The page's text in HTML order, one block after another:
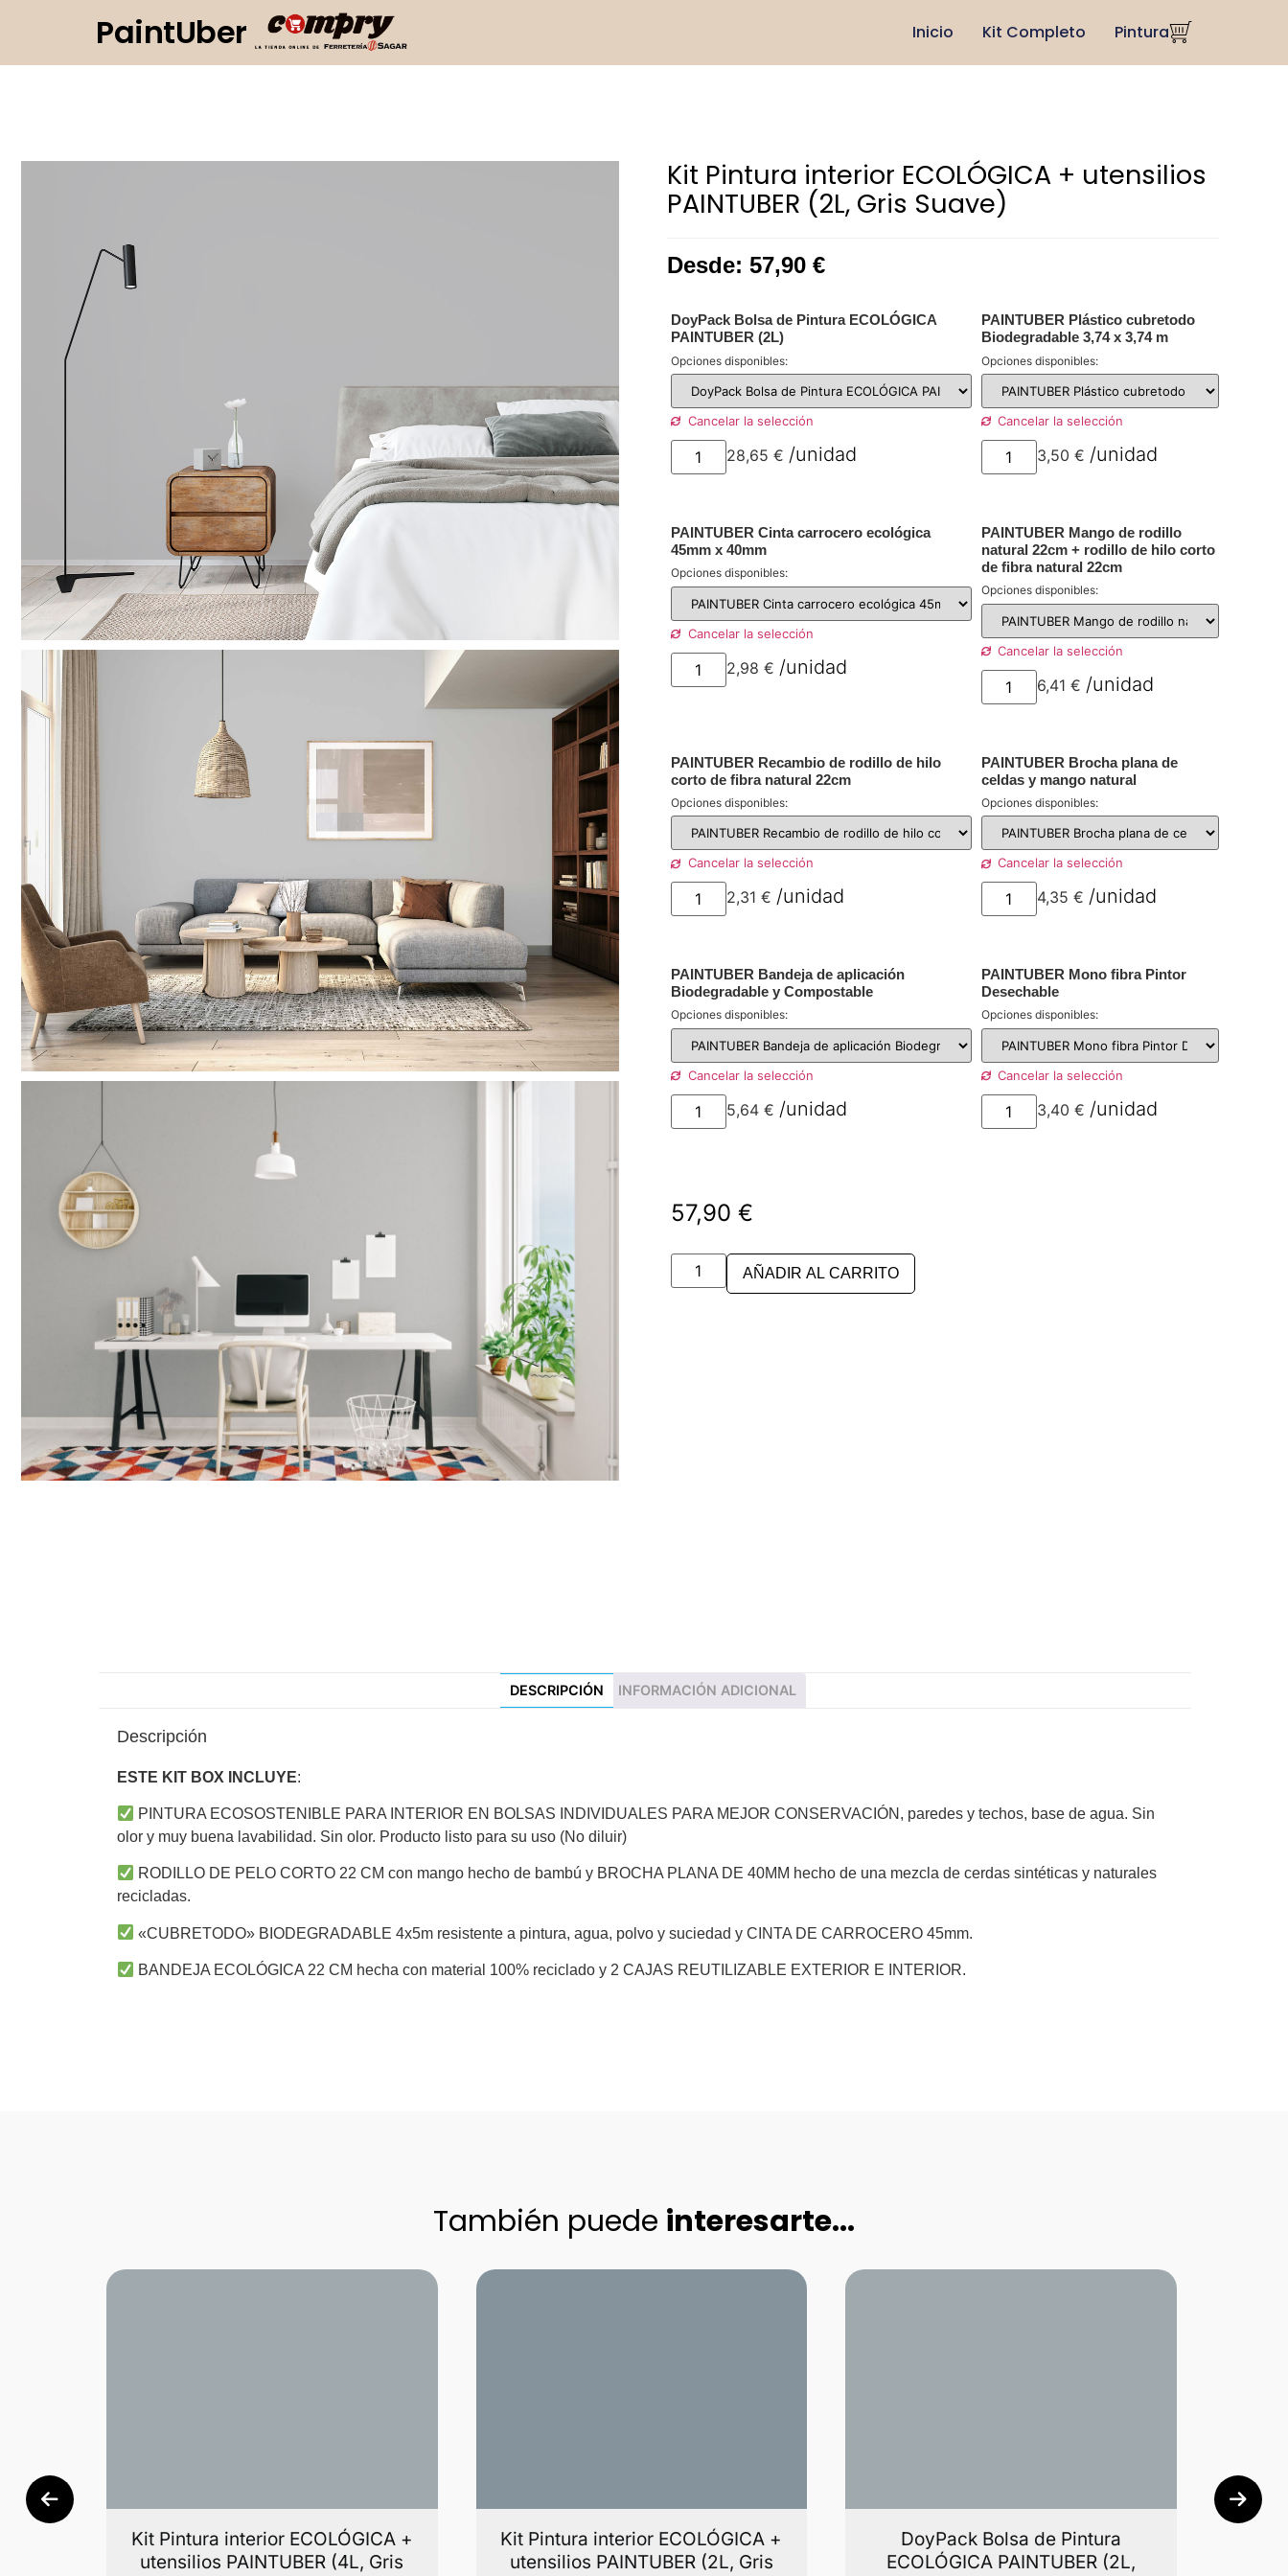
PaintUber Inicio Kit Completo Pintura
Kit Pintura interior ECOLÓGICA + utensilios
PAINTUBER (2L, Gris Suave)
Desde: 57,90 €
DoyPack Bolsa de Pintura ECOLÓGICA
PAINTUBER (2L)
Opciones disponibles:
Cancelar la selección
28,65€
PAINTUBER Plástico cubretodo
Biodegradable 3,74 x 3,74 m
Opciones disponibles:
Cancelar la selección
3,50 €
unidad
PAINTUBER Cinta carrocero ecológica
45mm x 40mm
Opciones disponibles:
Cancelar la selección
2,98€
PAINTUBER Mango de rodillo
natural 22cm + rodillo de hilo corto
de fibra natural 22cm
Opciones disponibles:
Cancelar la selección
6,41 €
unidad
PAINTUBER Recambio de rodillo de hilo
corto de fibra natural 22cm
Opciones disponibles:
Cancelar la selección
2,31€
PAINTUBER Brocha plana de
celdas y mango natural
Opciones disponibles:
Cancelar la selección
4,35 €
PAINTUBER Bandeja de aplicación
Biodegradable y Compostable
Opciones disponibles:
Cancelar la selección
5,64€
PAINTUBER Mono fibra Pintor
Desechable
Opciones disponibles:
Cancelar la selección
3,40 €
unidad
57,90 €
AÑADIR AL CARRITO
DESCRIPCIÓN INFORMACIÓN ADICIONAL
Descripción
ESTE KIT BOX INCLUYE:
PINTURA ECOSOSTENIBLE PARA INTERIOR EN BOLSAS INDIVIDUALES PARA MEJOR CONSERVACIÓN, paredes y techos, base de agua. Sin
olor y muy buena lavabilidad. Sin olor. Producto listo para su uso (No diluir)
RODILLO DE PELO CORTO 22 CM con mango hecho de bambú y BROCHA PLANA DE 40MM hecho de una mezcla de cerdas sintéticas y naturales
recicladas.
«CUBRETODO» BIODEGRADABLE 4x5m resistente a pintura, agua, polvo y suciedad y CINTA DE CARROCERO 45mm.
BANDEJA ECOLÓGICA 22 CM hecha con material 100% reciclado y 2 CAJAS REUTILIZABLE EXTERIOR E INTERIOR.
También puede interesarte...
Kit Pintura interior ECOLÓGICA +
utensilios PAINTUBER (4L, Gris
Kit Pintura interior ECOLÓGICA +
utensilios PAINTUBER (2L, Gris
DoyPack Bolsa de Pintura
ECOLÓGICA PAINTUBER (2L,